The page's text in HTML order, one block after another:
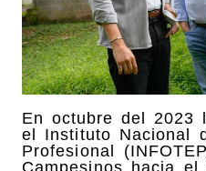
En octubre del 2023
el Instituto Nacional
Profesional